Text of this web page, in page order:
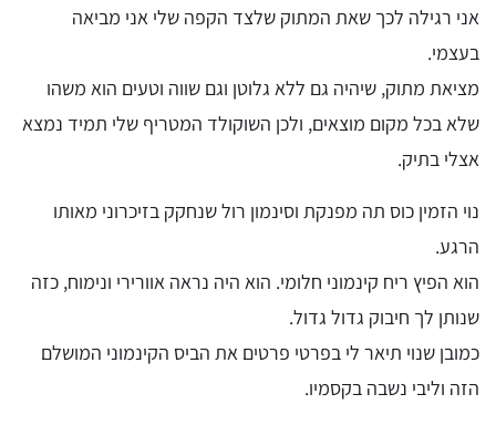
אני רגילה לכך שאת המתוק שלצד הקפה שלי אני מביאה
בעצמי.
מציאת מתוק, שיהיה גם ללא גלוטן וגם שווה וטעים הוא משהו
שלא בכל מקום מוצאים, ולכן השוקולד המטריף שלי תמיד נמצא
אצלי בתיק.
נוי הזמין כוס תה מפנקת וסינמון רול שנחקק בזיכרוני מאותו
הרגע.
הוא הפיץ ריח קינמוני חלומי. הוא היה נראה אוורירי ונימוח, כזה
שנותן לך חיבוק גדול גדול.
כמובן שנוי תיאר לי בפרטי פרטים את הביס הקינמוני המושלם
הזה וליבי נשבה בקסמיו.